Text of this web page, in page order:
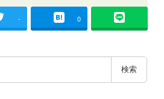
- 0
検索